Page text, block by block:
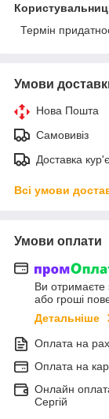
Термін
Умови
Нова Пошта
Самовивіз
Доставка
Всі умови
Умови оплати
Ви отримаєте
або гроші
Детальніше
Оплата на
Оплата на
Онлайн
Сергій